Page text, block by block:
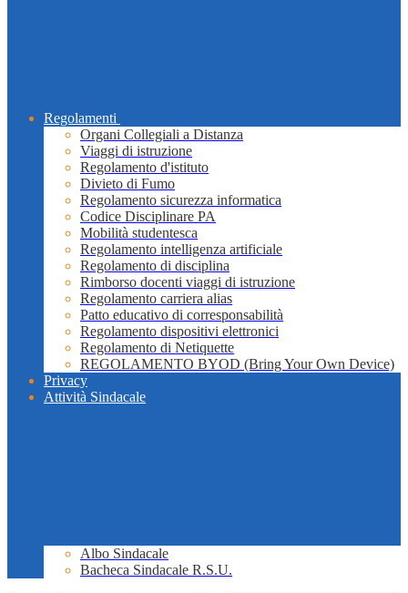
Regolamenti
Organi Collegiali a Distanza
Viaggi di istruzione
Regolamento d'istituto
Divieto di Fumo
Regolamento sicurezza informatica
Codice Disciplinare PA
Mobilità studentesca
Regolamento intelligenza artificiale
Regolamento di disciplina
Rimborso docenti viaggi di istruzione
Regolamento carriera alias
Patto educativo di corresponsabilità
Regolamento dispositivi elettronici
Regolamento di Netiquette
REGOLAMENTO BYOD (Bring Your Own Device)
Privacy
Attività Sindacale
Albo Sindacale
Bacheca Sindacale R.S.U.